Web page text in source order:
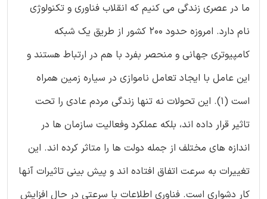
ما در عصری زندگی می کنیم که انقلاب فناوری و تکنولوژی
نام دارد. امروزه حدود 200 کشور از طریق یک شبکه
کامپیوتری جهانی و منحصر بفرد با هم در ارتباط هستند و
این عامل با ایجاد تعامل ناموازی در سیاره زمین همراه
است (1). این تحولات نه تنها زندگی مردم عادی را تحت
تاثیر قرار داده اند، بلکه عملکرد وفعالیت سازمان ها در
اندازه های مختلف از جمله دولت ها را متاثر کرده اند. این
تغییرات به سرعت اتفاق افتاده اند و پیش بینی تاثیرات آنها
کار دشواری است. فناوری اطلاعات با سرعتی در حال افزایش